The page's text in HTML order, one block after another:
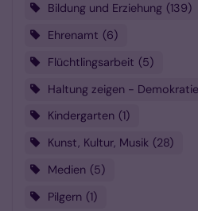
Bildung und Erziehung 139
Ehrenamt 6
Flüchtlingsarbeit 5
Haltung zeigen -
Kindergarten 1
Kunst, Kultur, Musik 28
Medien 5
Pilgern 1